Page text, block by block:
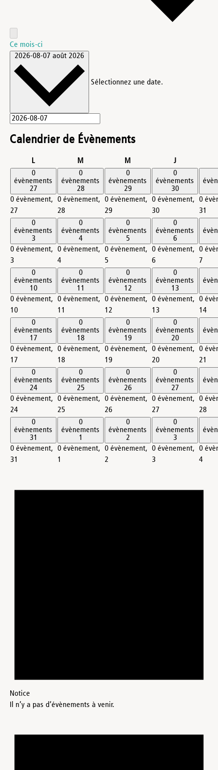
Ce mois-ci
2026-08-07 août 2026
Sélectionnez une date.
Calendrier de Évènements
Llundi M M Jjeudi
0
évènements
27
0 évènement,
27
0
évènements
28
0 évènement,
28
0
évènements
29
0 évènement,
29
0
évènements
30
0 évènement,
30
0
31
0
évènements
3
0 évènement,
3
0
évènements
4
0 évènement,
4
0
évènements
5
0 évènement,
5
0
évènements
6
0 évènement,
6
0
7
0
évènements
10
0 évènement,
10
0
évènements
11
0 évènement,
11
0
évènements
12
0 évènement,
12
0
évènements
13
0 évènement,
13
0
14
0
évènements
17
0 évènement,
17
0
évènements
18
0 évènement,
18
0
évènements
19
0 évènement,
19
0
évènements
20
0 évènement,
20
0
21
0
évènements
24
0 évènement,
24
0
évènements
25
0 évènement,
25
0
évènements
26
0 évènement,
26
0
évènements
27
0 évènement,
27
0
28
0
évènements
31
0 évènement,
31
0
évènements
1
0 évènement,
1
0
évènements
2
0 évènement,
2
0
évènements
3
0 évènement,
3
0
4
Notice
Il n’y a pas d’évènements à venir.